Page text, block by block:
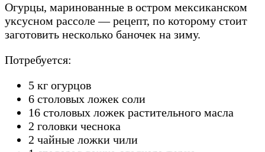
Огурцы, маринованные в остром мексиканском
уксусном рассоле — рецепт, по которому стоит
заготовить несколько баночек на зиму.
Потребуется:
5 кг огурцов
6 столовых ложек соли
16 столовых ложек растительного масла
2 головки чеснока
2 чайные ложки чили